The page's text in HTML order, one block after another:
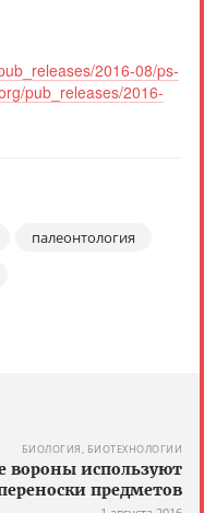
2016-08/ps-
pub_releases/2016-
палеонтология
БИОЛОГИЯ, БИОТЕХНОЛОГИИ
вороны используют
предметов